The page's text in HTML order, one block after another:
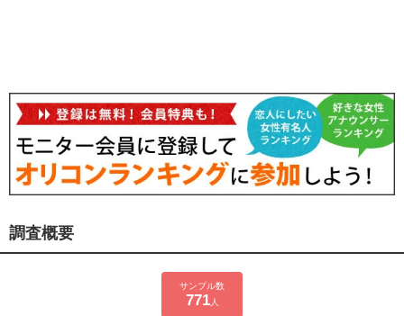
調査概要
サンプル数
771人